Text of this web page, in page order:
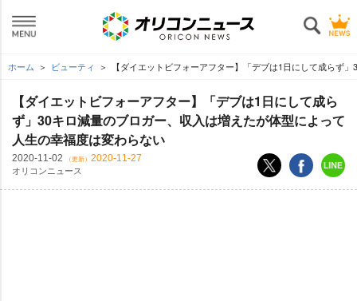
ホーム ビューティ 【ダイエットビフォーアフター】「デブは1日にして成らず
【ダイエットビフォーアフター】「デブは1日にして成ら
ず」30キロ減量のブロガー、収入は増えたが体型によって
人生の幸福度は変わらない
2020-11-02 （更新） 2020-11-27
オリコンニュース